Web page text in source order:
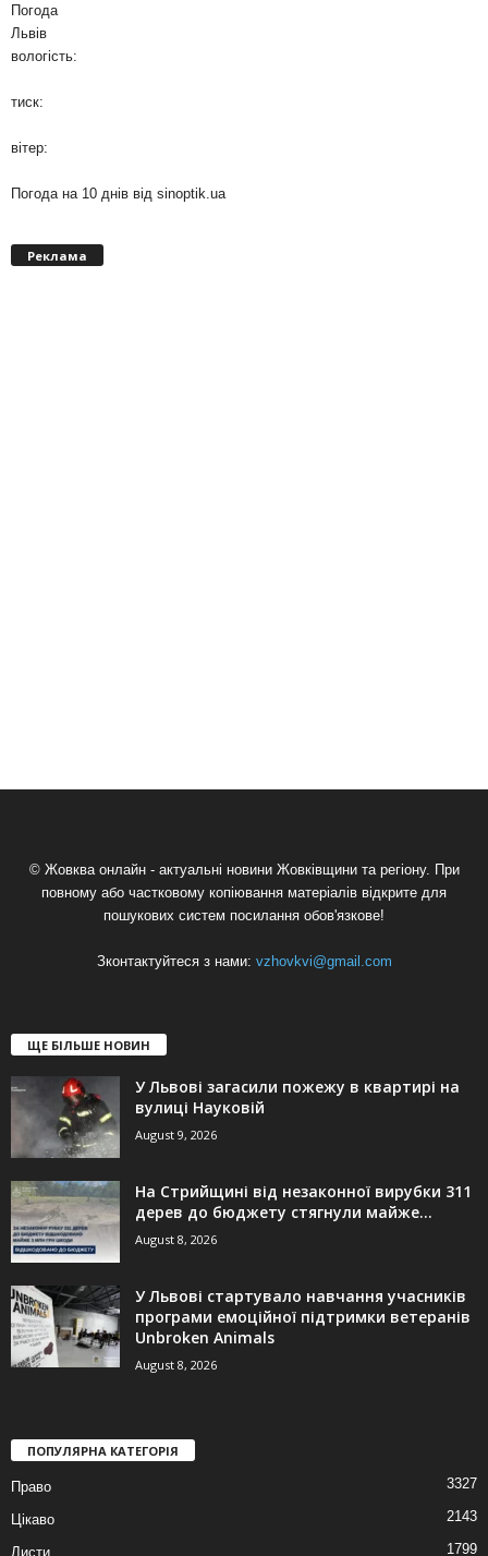
Погода
Львів
вологість:
тиск:
вітер:
Погода на 10 днів від sinoptik.ua
Реклама
© Жовква онлайн - актуальні новини Жовківщини та регіону. При
повному або частковому копіювання матеріалів відкрите для
пошукових систем посилання обов'язкове!
Зконтактуйтеся з нами: vzhovkvi@gmail.com
ЩЕ БІЛЬШЕ НОВИН
У Львові загасили пожежу в квартирі на
вулиці Науковій
August 9, 2026
На Стрийщині від незаконної вирубки 311
дерев до бюджету стягнули майже...
August 8, 2026
У Львові стартувало навчання учасників
програми емоційної підтримки ветеранів
Unbroken Animals
August 8, 2026
ПОПУЛЯРНА КАТЕГОРІЯ
Право 3327
Цікаво 2143
Листи 1799